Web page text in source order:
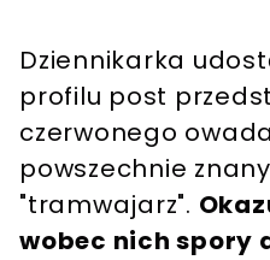
Dziennikarka
profilu post
czerwonego
powszechnie
"tramwajarz".
wobec nich spory